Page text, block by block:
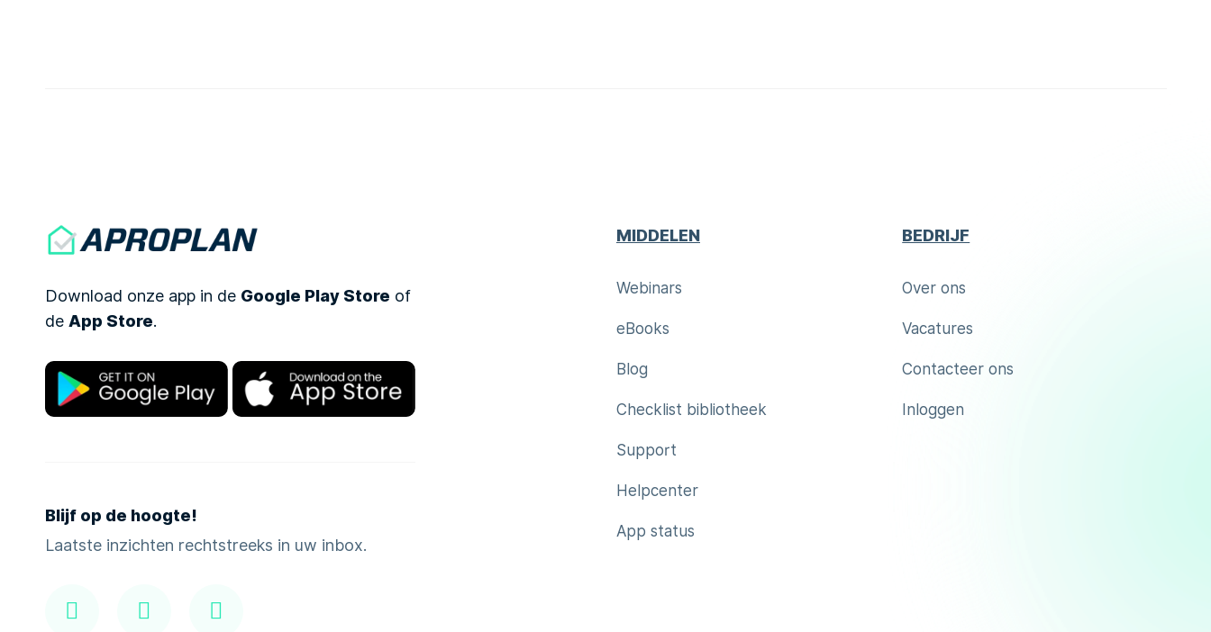
Download onze app in de Google Play Store of
deApp Store.
Blijf op de hoogte!
Laatste inzichten rechtstreeks in uw inbox.
MIDDELEN
Webinars
eBooks
Blog
Checklist bibliotheek
Support
Helpcenter
App status
BEDRIJF
Over ons
Vacatures
Contacteer ons
Inloggen